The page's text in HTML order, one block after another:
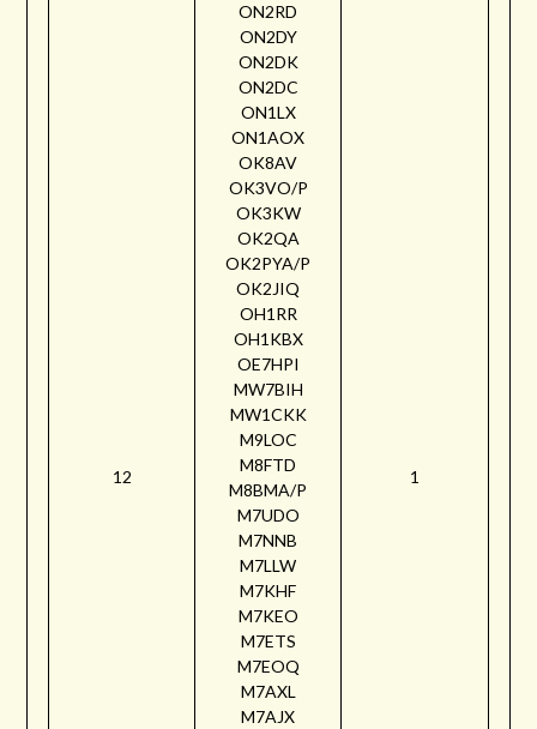
12
ON2RD
ON2DY
ON2DK
ON2DC
ON1LX
ON1AOX
OK8AV
OK3VO/P
OK3KW
OK2QA
OK2PYA/P
OK2JIQ
OH1RR
OH1KBX
OE7HPI
MW7BIH
MW1CKK
M9LOC
M8FTD
M8BMA/P
M7UDO
M7NNB
M7LLW
M7KHF
M7KEO
M7ETS
M7EOQ
M7AXL
M7AJX
1